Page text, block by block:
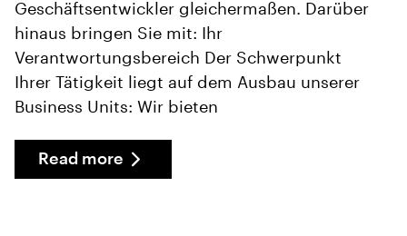
Geschäftsentwickler gleichermaßen. Darüber
hinaus bringen Sie mit: Ihr
Verantwortungsbereich Der Schwerpunkt
Ihrer Tätigkeit liegt auf dem Ausbau unserer
Business Units: Wir bieten
Read more